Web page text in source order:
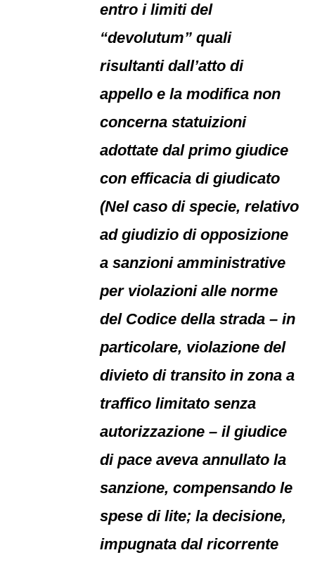
entro i limiti del
“devolutum” quali
risultanti dall’atto di
appello e la modifica non
concerna statuizioni
adottate dal primo giudice
con efficacia di giudicato
(Nel caso di specie, relativo
ad giudizio di opposizione
a sanzioni amministrative
per violazioni alle norme
del Codice della strada – in
particolare, violazione del
divieto di transito in zona a
traffico limitato senza
autorizzazione – il giudice
di pace aveva annullato la
sanzione, compensando le
spese di lite; la decisione,
impugnata dal ricorrente